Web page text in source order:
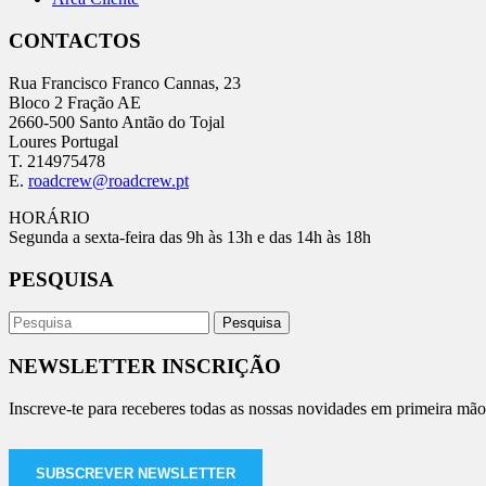
CONTACTOS
Rua Francisco Franco Cannas, 23
Bloco 2 Fração AE
2660-500 Santo Antão do Tojal
Loures Portugal
T. 214975478
E. roadcrew@roadcrew.pt
HORÁRIO
Segunda a sexta-feira das 9h às 13h e das 14h às 18h
PESQUISA
NEWSLETTER INSCRIÇÃO
Inscreve-te para receberes todas as nossas novidades em primeira
SUBSCREVER NEWSLETTER